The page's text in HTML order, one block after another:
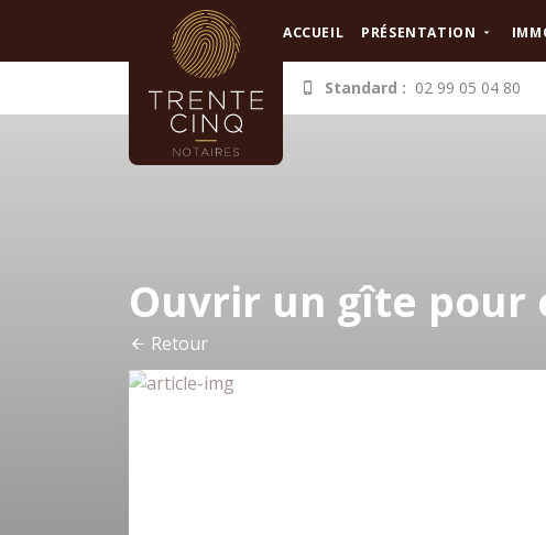
ACCUEIL PRÉSENTATION
Standard : 02 99 05 04 80
Ouvrir un gîte pour
Retour
Panneau de gestion des cookies